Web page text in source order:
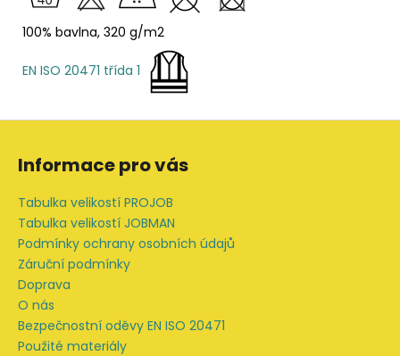
100% bavlna, 320 g/m2
EN ISO 20471 třída 1
Z
Informace pro vás
Tabulka velikostí PROJOB
Tabulka velikostí JOBMAN
Podmínky ochrany osobních údajů
Záruční podmínky
Doprava
O nás
Bezpečnostní oděvy EN ISO 20471
Použité materiály